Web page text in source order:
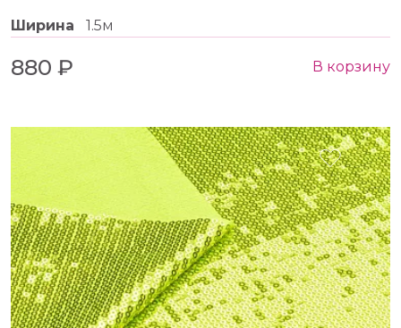
Ширина 1.5м
880 ₽ В корзину